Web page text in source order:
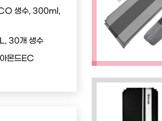
생수, 300ml,
30개 생수
몬드EC